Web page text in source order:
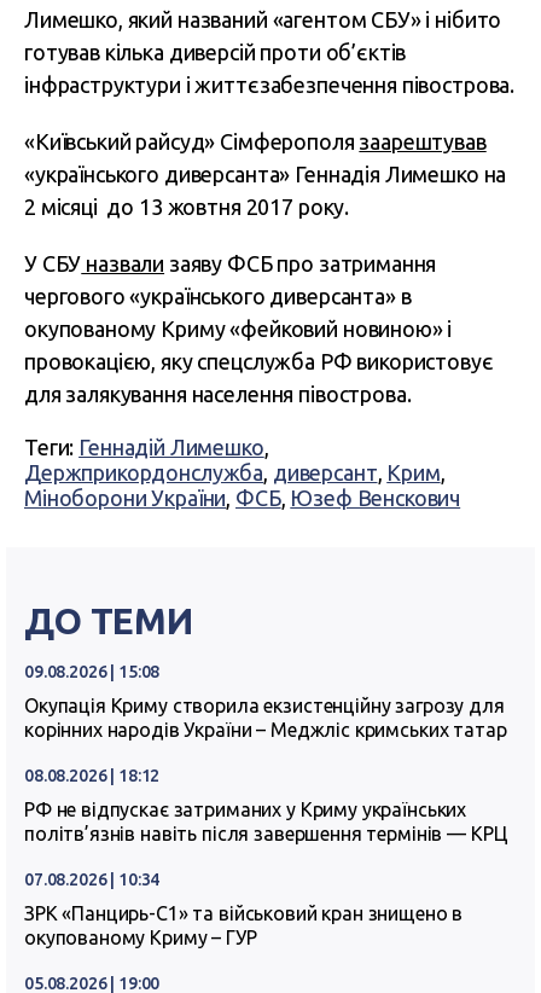
Лимешко, який названий «агентом СБУ» і нібито
готував кілька диверсій проти об’єктів
інфраструктури і життєзабезпечення півострова.
«Київський райсуд» Сімферополя заарештував
«українського диверсанта» Геннадія Лимешко на
2 місяці до 13 жовтня 2017 року.
У СБУ назвали заяву ФСБ про затримання
чергового «українського диверсанта» в
окупованому Криму «фейковий новиною» і
провокацією, яку спецслужба РФ використовує
для залякування населення півострова.
Теги: Геннадій Лимешко,
Держприкордонслужба, диверсант, Крим,
Міноборони України, ФСБ, Юзеф Венскович
ДО ТЕМИ
09.08.2026 | 15:08
Окупація Криму створила екзистенційну загрозу для
корінних народів України – Меджліс кримських татар
08.08.2026 | 18:12
РФ не відпускає затриманих у Криму українських
політв’язнів навіть після завершення термінів — КРЦ
07.08.2026 | 10:34
ЗРК «Панцирь-С1» та військовий кран знищено в
окупованому Криму – ГУР
05.08.2026 | 19:00